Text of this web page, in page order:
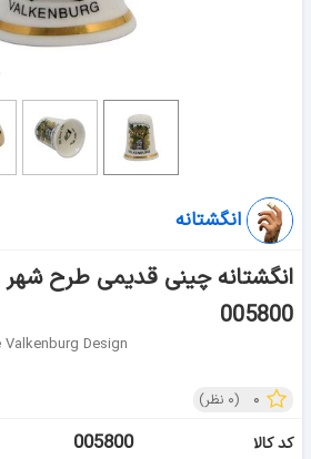
انگشتانه
انگشتانه چینی قدیمی طرح شهر
005800
Design
۰ (۰ نظر)
کد کالا
005800